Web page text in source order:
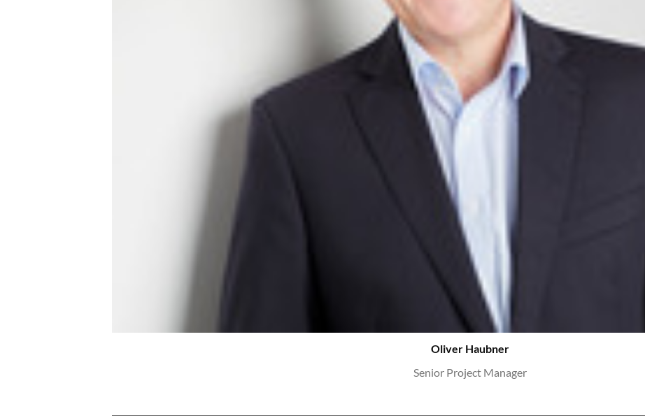
Oliver Haubner
Senior Project Manager